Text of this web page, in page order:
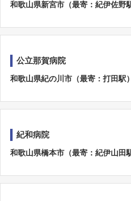
和歌山県新宮市（最寄：紀伊佐野
公立那賀病院
和歌山県紀の川市（最寄：打田駅
紀和病院
和歌山県橋本市（最寄：紀伊山田